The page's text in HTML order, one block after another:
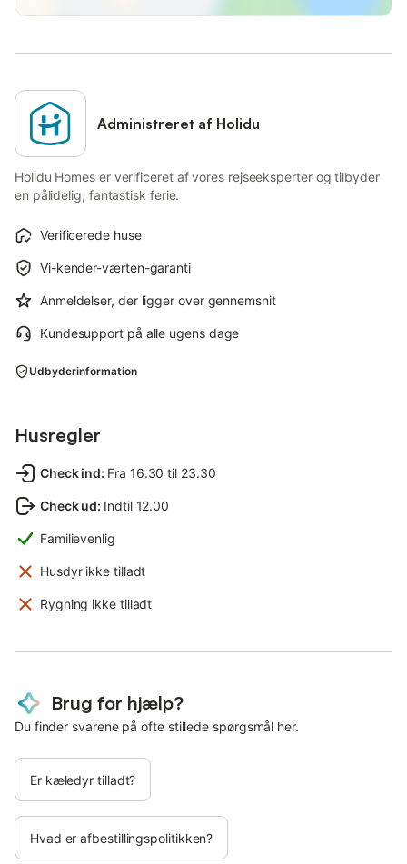
Administreret af Holidu
Holidu Homes er verificeret af vores rejseeksperter og tilbyder
en pålidelig, fantastisk ferie.
Verificerede huse
Vi-kender-værten-garanti
Anmeldelser, der ligger over gennemsnit
Kundesupport på alle ugens dage
Udbyderinformation
Husregler
Check ind: Fra 16.30 til 23.30
Check ud: Indtil 12.00
Familievenlig
Husdyr ikke tilladt
Rygning ikke tilladt
Brug for hjælp?
Du finder svarene på ofte stillede spørgsmål her.
Er kæledyr tilladt?
Hvad er afbestillingspolitikken?